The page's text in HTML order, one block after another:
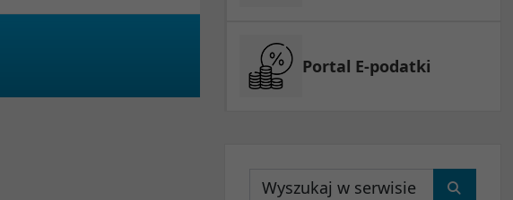
Portal E-podatki
Wyszukaj